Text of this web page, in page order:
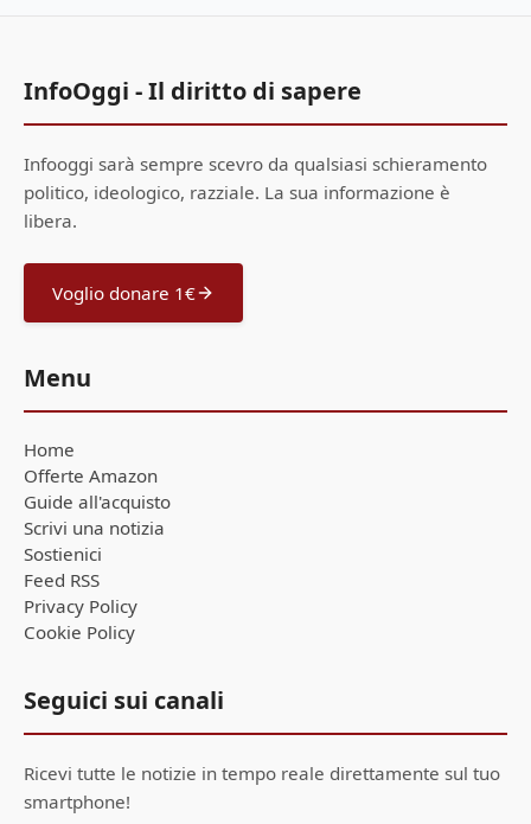
InfoOggi - Il diritto di sapere
Infooggi sarà sempre scevro da qualsiasi schieramento
politico, ideologico, razziale. La sua informazione è
libera.
Voglio donare 1€
Menu
Home
Offerte Amazon
Guide all'acquisto
Scrivi una notizia
Sostienici
Feed RSS
Privacy Policy
Cookie Policy
Seguici sui canali
Ricevi tutte le notizie in tempo reale direttamente sul tuo
smartphone!